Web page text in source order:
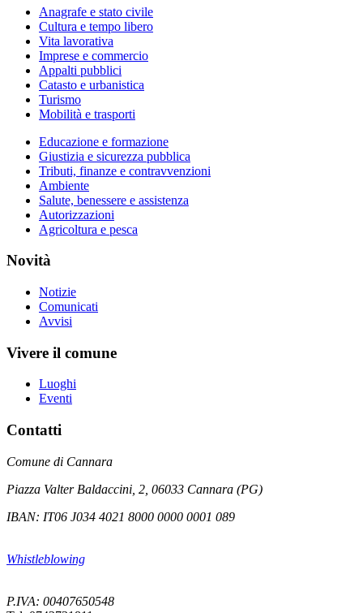
Anagrafe e stato civile
Cultura e tempo libero
Vita lavorativa
Imprese e commercio
Appalti pubblici
Catasto e urbanistica
Turismo
Mobilità e trasporti
Educazione e formazione
Giustizia e sicurezza pubblica
Tributi, finanze e contravvenzioni
Ambiente
Salute, benessere e assistenza
Autorizzazioni
Agricoltura e pesca
Novità
Notizie
Comunicati
Avvisi
Vivere il comune
Luoghi
Eventi
Contatti
Comune di Cannara
Piazza Valter Baldaccini, 2, 06033 Cannara (PG)
IBAN: IT06 J034 4021 8000 0000 0001 089
Whistleblowing
P.IVA: 00407650548